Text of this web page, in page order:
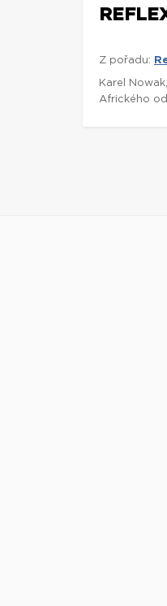
Z pořadu:
Karel
Afrického